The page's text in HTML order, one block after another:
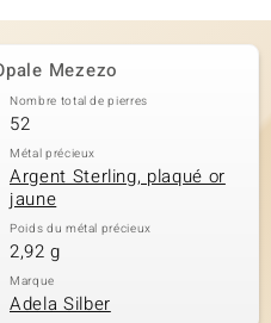
Mezezo
Nombre total de pierres
52
Métal précieux
Argent Sterling, plaqué or
jaune
Poids du métal précieux
2,92 g
Marque
Adela Silber